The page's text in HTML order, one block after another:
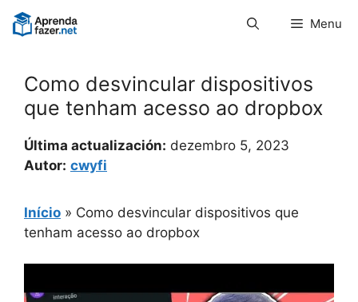
Pular
para
Menu
Como desvincular dispositivos
que tenham acesso ao dropbox
Última actualización: dezembro 5, 2023
Autor: cwyfi
Início » Como desvincular dispositivos que
tenham acesso ao dropbox